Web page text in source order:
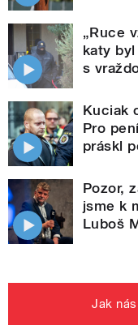
„Ruce
katy
s
Kuciak
Pro
práskl
Pozor,
jsme k
Luboš
Jak